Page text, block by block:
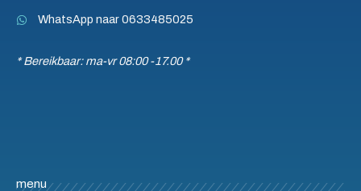
WhatsApp naar 0633485025
* Bereikbaar: ma-vr 08:00 -17.00 *
menu